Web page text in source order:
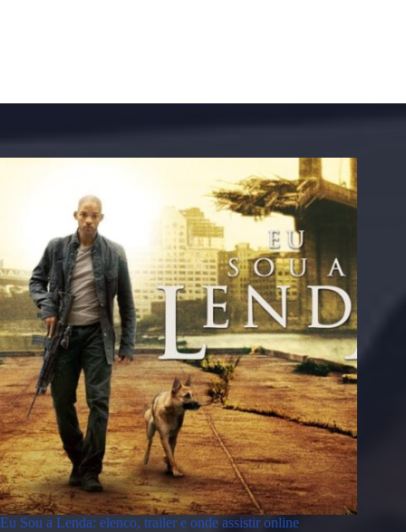
Eu Sou a Lenda: elenco, trailer e onde assistir online